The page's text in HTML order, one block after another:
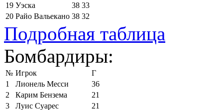
19 Уэска 38 33
20 Райо Вальекано 38 32
Подробная таблица
Бомбардиры:
№ Игрок
Г
1
Лионель Месси
36
2
Карим Бензема
21
3
Луис Суарес
21